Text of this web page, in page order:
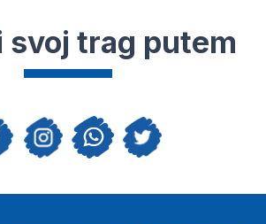
svoj trag putem